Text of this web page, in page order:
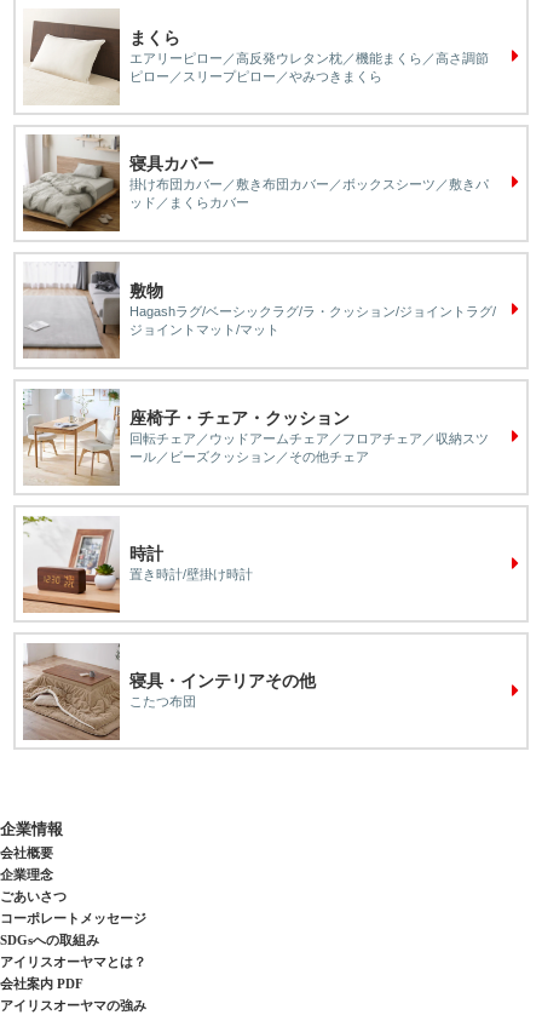
まくら
エアリーピロー／高反発ウレタン枕／機能まくら／高さ調節
ピロー／スリープピロー／やみつきまくら
寝具カバー
掛け布団カバー／敷き布団カバー／ボックスシーツ／敷きパ
ッド／まくらカバー
敷物
Hagashラグ/ベーシックラグ/ラ・クッション/ジョイントラグ/
ジョイントマット/マット
座椅子・チェア・クッション
回転チェア／ウッドアームチェア／フロアチェア／収納スツ
ール／ビーズクッション／その他チェア
時計
置き時計/壁掛け時計
寝具・インテリアその他
こたつ布団
企業情報
会社概要
企業理念
ごあいさつ
コーポレートメッセージ
SDGsへの取組み
アイリスオーヤマとは？
会社案内 PDF
アイリスオーヤマの強み